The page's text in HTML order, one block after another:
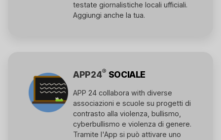
testate giornalistiche locali ufficiali.
Aggiungi anche la tua.
APP24® SOCIALE
APP 24 collabora with diverse
associazioni e scuole su progetti di
contrasto alla violenza, bullismo,
cyberbullismo e violenza di genere.
Tramite l'App si può attivare uno